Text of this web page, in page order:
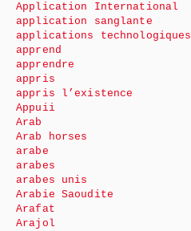
Application International
application sanglante
applications technologiques
apprend
apprendre
appris
appris l’existence
Appuii
Arab
Arab horses
arabe
arabes
arabes unis
Arabie Saoudite
Arafat
Arajol